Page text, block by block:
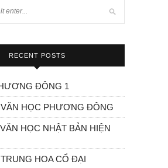
RECENT POSTS
ĐÔNG 1
HỌC PHƯƠNG ĐÔNG
HỌC NHẬT BẢN HIỆN
HOA CỔ ĐẠI